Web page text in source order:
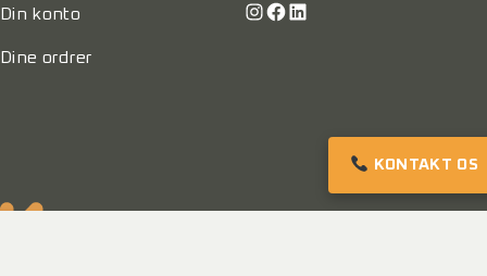
Din konto
Dine ordrer
Instagram Facebook LinkedIn
KONTAKT OS